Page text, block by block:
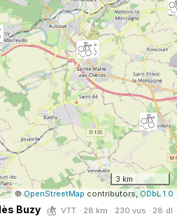
3 km
©OpenStreetMap contributors, ODbL 1.0
Buzy
VTT · 28 km · 230 vus · 28 dl ·